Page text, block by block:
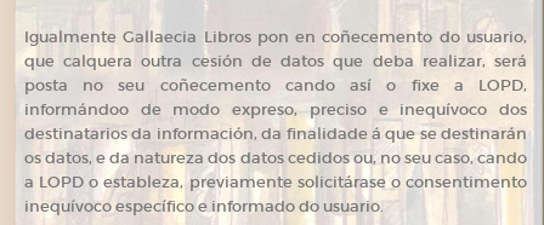
Igualmente Gallaecia Libros pon en coñecemento do usuario,
que calquera outra cesión de datos que deba realizar, será
posta no seu coñecemento cando así o fixe a LOPD,
informándoo de modo expreso, preciso e inequívoco dos
destinatarios da información, da finalidade á que se destinarán
os datos, e da natureza dos datos cedidos ou, no seu caso, cando
a LOPD o estableza, previamente solicitárase o consentimento
inequívoco específico e informado do usuario.